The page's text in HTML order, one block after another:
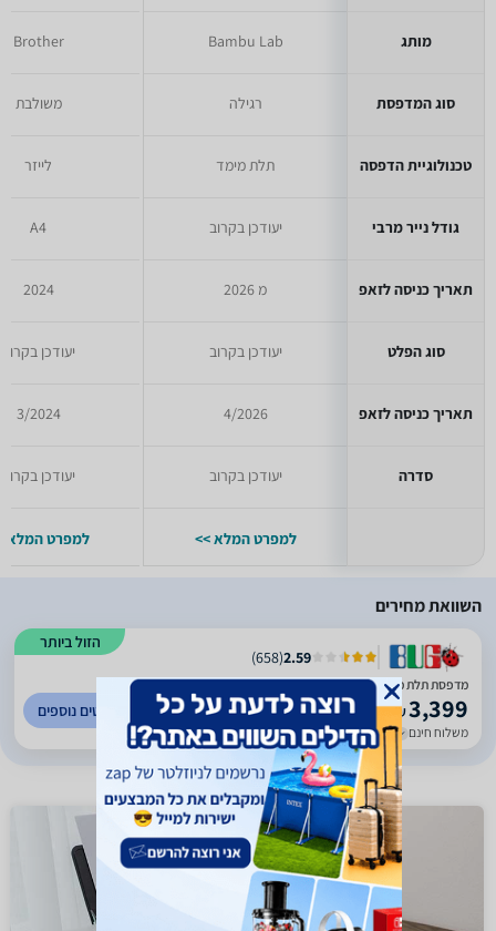
מותג
סוג המדפסת
טכנולוגיית הדפסה
גודל נייר מרבי
תאריך כניסה לזאפ
סוג הפלט
תאריך כניסה לזאפ
סדרה
Bambu Lab
רגילה
תלת מימד
יעודכן בקרוב
מ 2026
יעודכן בקרוב
4/2026
יעודכן בקרוב
למפרט המלא >>
Brother
משולבת
לייזר
A4
2024
יעודכן בקרוב
3/2024
יעודכן בקרוב
למפרט המלא
השוואת מחירים
הזול ביותר
2.59
(
658
)
מדפסת תלת מימד P1S Combo באמבו לאב - Bambu Lab Bambu Lab
₪3,399
משלוח חינם עד 4 ימי עסקים
לפרטים נוספים